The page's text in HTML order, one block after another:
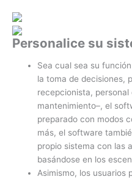
Personalice su
Sea cual sea su
la toma de decisiones,
recepcionista, personal
mantenimiento–, el
preparado con modos
más, el software
propio sistema con las
basándose en los
Asimismo, los usuarios